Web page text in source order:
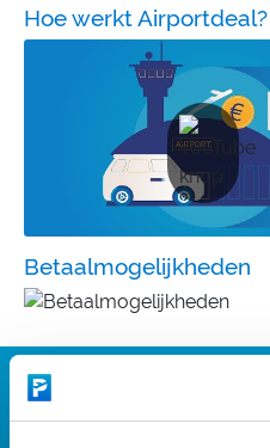
Hoe werkt Airportdeal?
Betaalmogelijkheden